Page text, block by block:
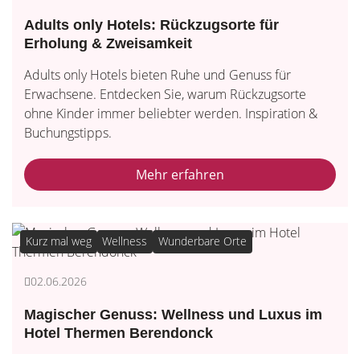
Adults only Hotels: Rückzugsorte für
Erholung & Zweisamkeit
Adults only Hotels bieten Ruhe und Genuss für
Erwachsene. Entdecken Sie, warum Rückzugsorte
ohne Kinder immer beliebter werden. Inspiration &
Buchungstipps.
Mehr erfahren
Kurz mal weg Wellness Wunderbare Orte
02.06.2026
Magischer Genuss: Wellness und Luxus im
Hotel Thermen Berendonck